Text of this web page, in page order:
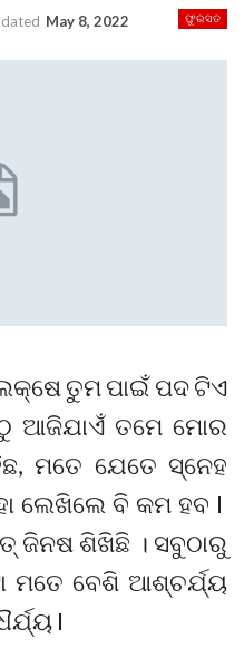
ଫୁରସତ
May 8, 2022
ତୁମ ପାଇଁ ପଦ ଟିଏ
ଆଜିଯାଏଁ ତମେ ମୋର
ମତେ ଯେତେ ସ୍ନେହ
ଲେଖିଲେ ବି କମ ହବ I
ଜିନଷ ଶିଖିଛି । ସବୁଠାରୁ
ମତେ ବେଶି ଆଶ୍ଚର୍ଯ୍ୟ
I